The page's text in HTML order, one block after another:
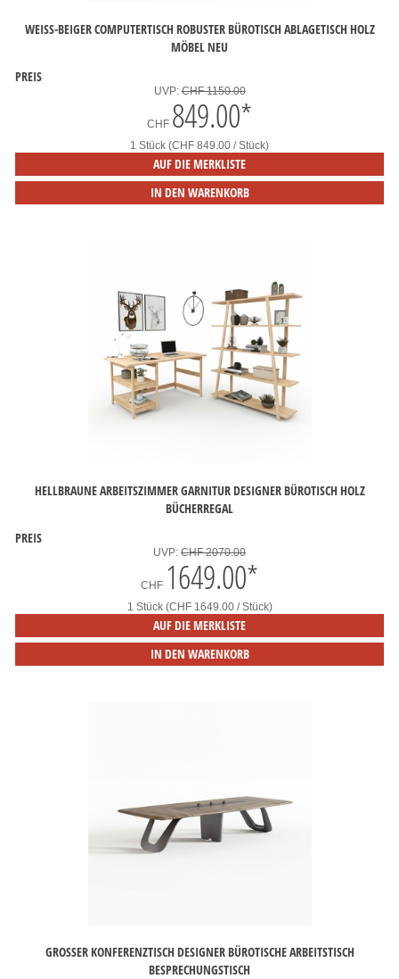
WEISS-BEIGER COMPUTERTISCH ROBUSTER BÜROTISCH ABLAGETISCH HOLZ M
ÖBEL NEU
PREIS
UVP:CHF 1150.00
CHF 849.00*
1 Stück (CHF 849.00 / Stück)
AUF DIE MERKLISTE
IN DEN WARENKORB
HELLBRAUNE ARBEITSZIMMER GARNITUR DESIGNER BÜROTISCH HOLZ
BÜCHERREGAL
PREIS
UVP: CHF 2070.00
CHF 1649.00*
1 Stück (CHF 1649.00 / Stück)
AUF DIE MERKLISTE
IN DEN WARENKORB
GROSSER KONFERENZTISCH DESIGNER BÜROTISCHE ARBEITSTISCH B
ESPRECHUNGSTISCH